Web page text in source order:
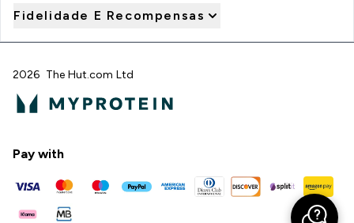
Fidelidade E Recompensas
2026 The Hut.com Ltd
Pay with